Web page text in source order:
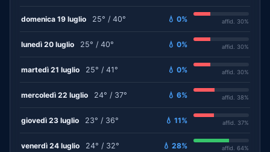
domenica 19 luglio 25° / 40° 💧 0% affid. 30%
lunedì 20 luglio 25° / 40° 💧 0% affid. 30%
martedì 21 luglio 25° / 41° 💧 0% affid. 30%
mercoledì 22 luglio 24° / 37° 💧 6% affid. 38%
giovedì 23 luglio 23° / 36° 💧 11% affid. 37%
venerdì 24 luglio 24° / 32° 💧 28% affid. 64%